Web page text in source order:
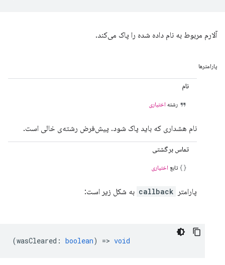
آلارم مربوط به نام داده شده را پاک می‌کند.
پارامترها
نام
رشته اختیاری
نام هشداری که باید پاک شود. پیش‌فرض رشته‌ی خالی است.
تماس برگشتی
تابع اختیاری
پارامتر callback به شکل زیر است:
(wasCleared : boolean) => void